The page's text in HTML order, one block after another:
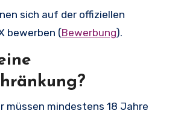
sich auf der offiziellen
bewerben (Bewerbung).
müssen mindestens 18 Jahre